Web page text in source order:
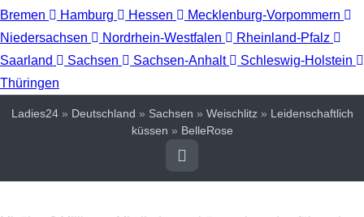
Bremen
Hamburg Hessen
Mecklenburg-Vorpommern
Niedersachsen
Nordrhein-Westfalen
Rheinland-Pfalz
Saarland
Sachsen Sachsen-Anhalt
Schleswig-Holstein
Thüringen
Ladies24» Deutschland » Sachsen » Weischlitz» Leidenschaftlich
küssen » BelleRose